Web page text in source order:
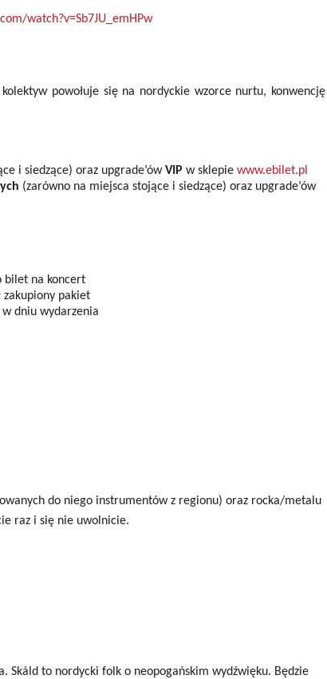
watch?v=Sb7JU_emHPw
powołuje się na nordyckie wzorce nurtu, konwencję
i siedzące) oraz upgrade’ówVIP w sklepie www.ebilet.pl
(zarówno na miejsca stojące i siedzące) oraz upgrade’ów
bilet na koncert
zakupiony pakiet
dniu wydarzenia
do niego instrumentów z regionu) oraz rocka/metalu
raz i się nie uwolnicie.
Skáld to nordycki folk o neopogańskim wydźwięku. Będzie